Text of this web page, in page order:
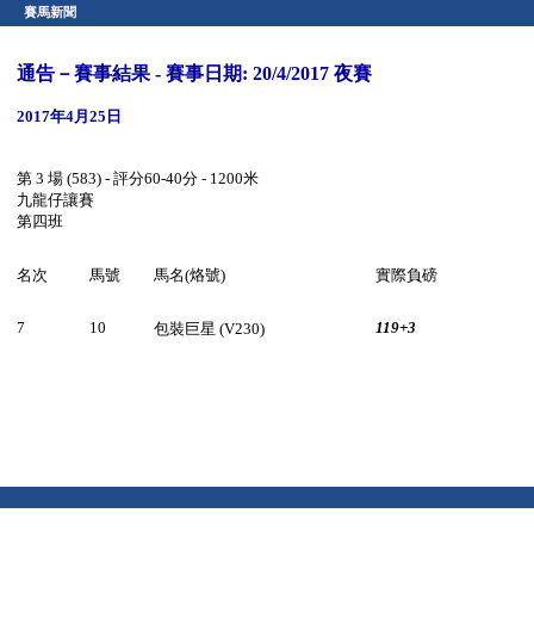
賽馬新聞
通告－賽事結果 - 賽事日期: 20/4/2017 夜賽
2017年4月25日
第 3 場 (583) - 評分60-40分 - 1200米
九龍仔讓賽
第四班
名次 馬號 馬名(烙號) 實際負磅
7 10 包裝巨星 (V230) 119+3